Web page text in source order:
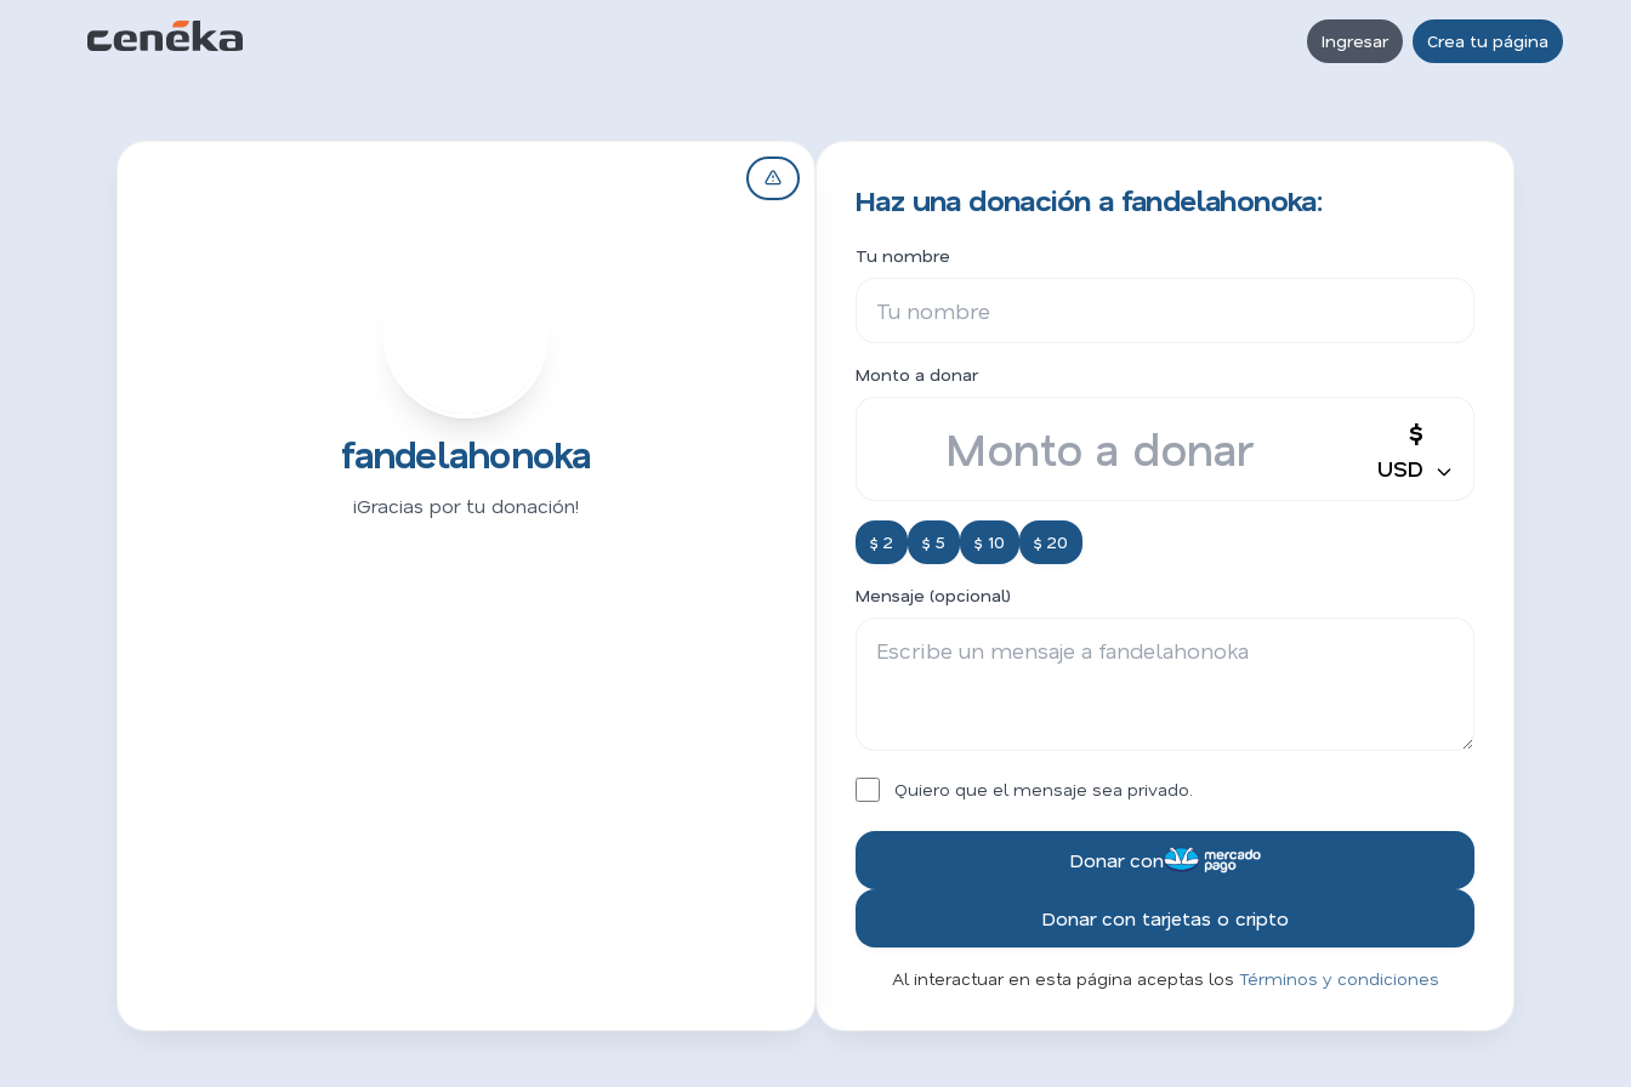
Ingresar Crea tu página
fandelahonoka
¡Gracias por tu donación!
Haz una donación a fandelahonoka:
Tu nombre
Monto a donar
$
USD
$ 2 $ 5 $ 10 $ 20
Mensaje (opcional)
Quiero que el mensaje sea privado.
Donar con
Donar con tarjetas o cripto
Al interactuar en esta página aceptas los Términos y condiciones